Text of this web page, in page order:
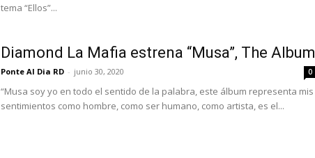
tema “Ellos”...
Diamond La Mafia estrena “Musa”, The Album
Ponte Al Dia RD - junio 30, 2020 0
“Musa soy yo en todo el sentido de la palabra, este álbum representa mis
sentimientos como hombre, como ser humano, como artista, es el...